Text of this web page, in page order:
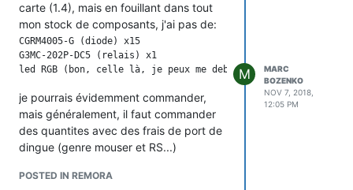
exit status 1
invalid conversion from 'char*' to 'const
uint8_t* {aka const unsigned char*}' [-
resolu en effacant la lib ESP8266-oled
4.0.0 (la derniere) par la 3.2.7
hope this helps
carte (1.4), mais en fouillant dans tout
mon stock de composants, j'ai pas de:
CGRM4005-G (diode) x15
G3MC-202P-DC5 (relais) x1
je pourrais évidemment commander,
mais généralement, il faut commander
des quantites avec des frais de port de
dingue (genre mouser et RS...)
reprendre moyennant un paypal.
POSTED IN REMORA
M
MARC
BOZENKO
NOV 7, 2018,
12:05 PM